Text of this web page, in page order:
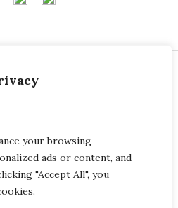
your browsing
ads or content, and
"Accept All", you
0792 9670 BIC: CEKOSKBX